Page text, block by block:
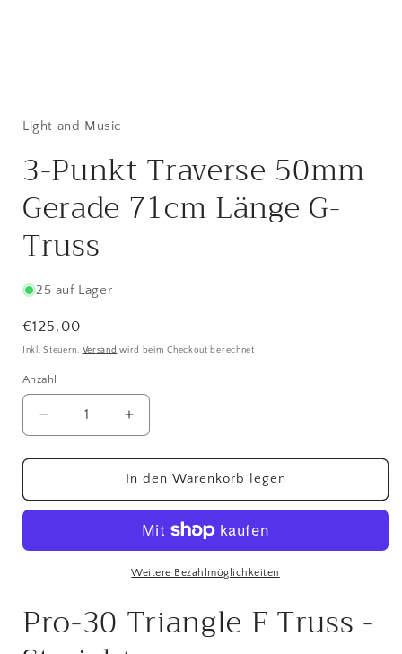
Modal
öffnen
Light and Music
3-Punkt Traverse 50mm
Gerade 71cm Länge G-
Truss
25 auf Lager
Normaler
Preis
€125,00
Inkl. Steuern. Versand wird beim Checkout berechnet
Anzahl
Anzahl
Verringere
die
Menge
3-
50mm
Länge
G-
Truss
Erhöhe
die
Menge
für
3-
Traverse
50mm
Gerade
Länge
G-
In den Warenkorb legen
Weitere Bezahlmöglichkeiten
Pro-30 Triangle F Truss -